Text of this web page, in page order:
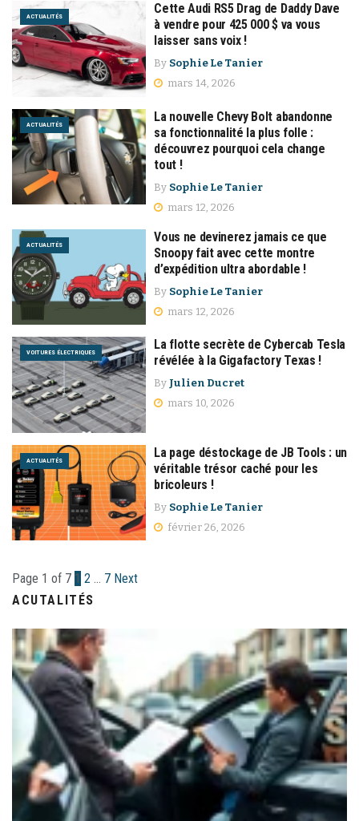
ACTUALITÉS
Cette Audi RS5 Drag de Daddy Dave
à vendre pour 425 000 $ va vous
laisser sans voix !
By Sophie Le Tanier
mars 14, 2026
ACTUALITÉS
La nouvelle Chevy Bolt abandonne
sa fonctionnalité la plus folle :
découvrez pourquoi cela change
tout !
By Sophie Le Tanier
mars 12, 2026
ACTUALITÉS
Vous ne devinerez jamais ce que
Snoopy fait avec cette montre
d’expédition ultra abordable !
By Sophie Le Tanier
mars 12, 2026
VOITURES ÉLECTRIQUES
La flotte secrète de Cybercab Tesla
révélée à la Gigafactory Texas !
By Julien Ducret
mars 10, 2026
ACTUALITÉS
La page déstockage de JB Tools : un
véritable trésor caché pour les
bricoleurs !
By Sophie Le Tanier
février 26, 2026
Page 1 of 7 1 2 … 7 Next
ACUTALITÉS